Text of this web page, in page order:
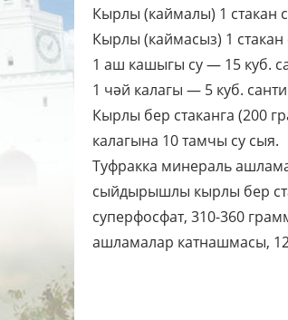
Кырлы (каймалы) 1 стакан
Кырлы (каймасыз) 1 стакан
1 аш кашыгы су — 15 куб.
1 чәй калагы — 5 куб.
Кырлы бер стаканга (200
калагына 10 тамчы су сыя.
Туфракка минераль
сыйдырышлы кырлы бер
суперфосфат, 310-360
ашламалар катнашмасы,